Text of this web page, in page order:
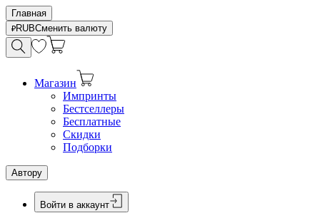
Главная
RUBСменить валюту
Магазин
Импринты
Бестселлеры
Бесплатные
Скидки
Подборки
Автору
Войти в аккаунт